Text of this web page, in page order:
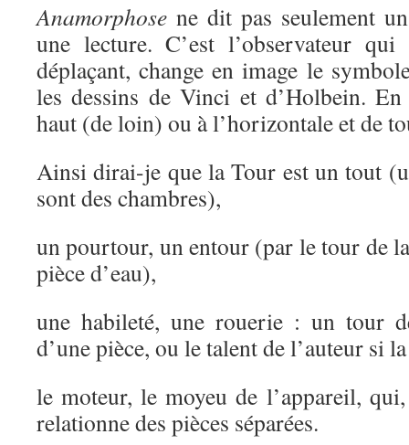
Anamorphose ne dit pas seulement
une lecture. C’est l’observateur
déplaçant, change en image le
les dessins de Vinci et d’Holbein.
haut (de loin) ou à l’horizontale et de
Ainsi dirai-je que la Tour est un tout
sont des chambres),
un pourtour, un entour (par le tour de
pièce d’eau),
une habileté, une rouerie : un tour
d’une pièce, ou le talent de l’auteur si
le moteur, le moyeu de l’appareil,
relationne des pièces séparées.